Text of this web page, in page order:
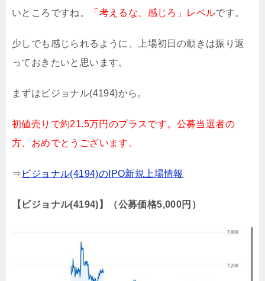
いところですね。
「考えるな、感じろ」レベルです。
少しでも感じられるように、上場初日の動きは振り返
っておきたいと思います。
まずはビジョナル(4194)から。
初値売りで約21.5万円のプラスです。公募当選者の
方、おめでとうございます。
⇒ ビジョナル(4194)のIPO新規上場情報
【ビジョナル(4194)】（公募価格5,000円）